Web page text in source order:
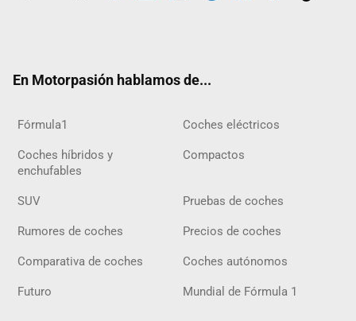
En Motorpasión hablamos de...
Fórmula1 Coches eléctricos
Coches híbridos y
enchufables
Compactos
SUV Pruebas de coches
Rumores de coches Precios de coches
Comparativa de coches Coches autónomos
Futuro Mundial de Fórmula 1